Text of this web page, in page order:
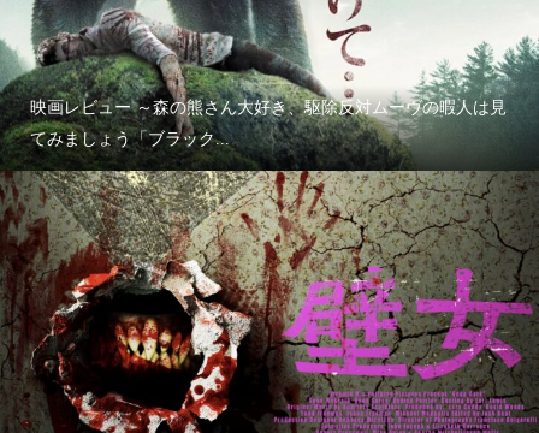
映画レビュー ～森の熊さん大好き、駆除反対ムーヴの暇人は見
てみましょう「ブラック...